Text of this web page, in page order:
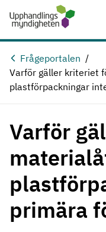
Hoppa till
Frågeportalen
Varför gäller kriteriet
plastförpackningar
Varför
primära